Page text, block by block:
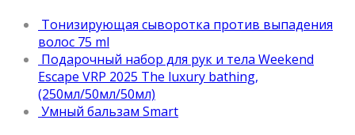
Тонизирующая сыворотка против выпадения
волос 75 ml
Подарочный набор для рук и тела Weekend
Escape VRP 2025 The luxury bathing,
(250мл/50мл/50мл)
Умный бальзам Smart